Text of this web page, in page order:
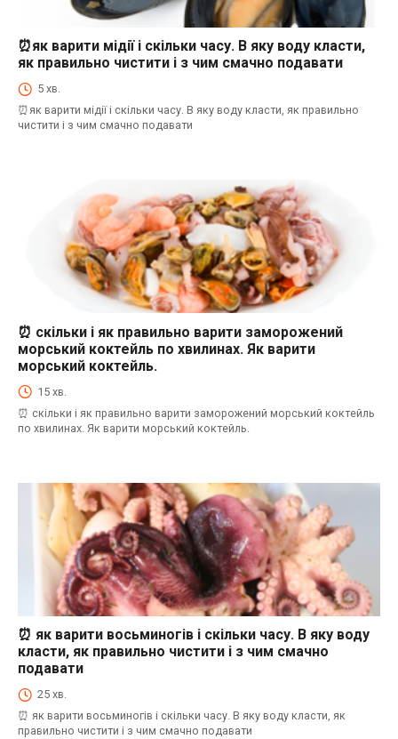
⏰як варити морепродукти і скільки часу. В яку воду класти, як правильно
чистити і з чим смачно подавати
⏰як варити мідії і скільки часу. В яку воду класти,
як правильно чистити і з чим смачно подавати
5 хв.
⏰як варити мідії і скільки часу. В яку воду класти, як правильно
чистити і з чим смачно подавати
⏰як варити морепродукти і скільки часу. В яку воду класти, як правильно
чистити і з чим смачно подавати
⏰ скільки і як правильно варити заморожений
морський коктейль по хвилинах. Як варити
морський коктейль.
15 хв.
⏰ скільки і як правильно варити заморожений морський коктейль
по хвилинах. Як варити морський коктейль.
⏰як варити морепродукти і скільки часу. В яку воду класти, як правильно
чистити і з чим смачно подавати
⏰ як варити восьминогів і скільки часу. В яку воду
класти, як правильно чистити і з чим смачно
подавати
25 хв.
⏰ як варити восьминогів і скільки часу. В яку воду класти, як
правильно чистити і з чим смачно подавати